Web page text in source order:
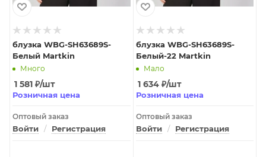
блузка WBG-SH63689S-
Белый Martkin
Много
1 581 ₽/шт
Розничная цена
Оптовый заказ
Войти / Регистрация
блузка WBG-SH63689S-
Белый-22 Martkin
Мало
1 634₽/шт
Розничная цена
Оптовый заказ
Войти / Регистрация